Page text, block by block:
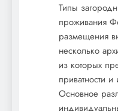
истории из
Типы
проживания
размещения
несколько
из которых
приватности
Основное